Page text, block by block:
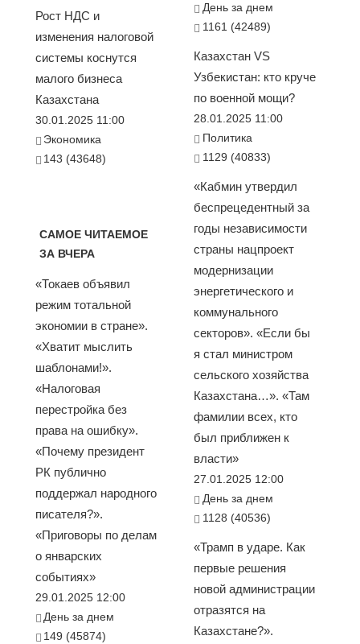
Рост НДС и
изменения налоговой
системы коснутся
малого бизнеса
Казахстана
30.01.2025 11:00
Экономика
143 (43648)
САМОЕ ЧИТАЕМОЕ
ЗА ВЧЕРА
«Токаев объявил
режим тотальной
экономии в стране».
«Хватит мыслить
шаблонами!».
«Налоговая
перестройка без
права на ошибку».
«Почему президент
РК публично
поддержал народного
писателя?».
«Приговоры по делам
о январских
событиях»
29.01.2025 12:00
День за днем
149 (45874)
День за днем
1161 (42489)
Казахстан VS
Узбекистан: кто круче
по военной мощи?
28.01.2025 11:00
Политика
1129 (40833)
«Кабмин утвердил
беспрецедентный за
годы независимости
страны нацпроект
модернизации
энергетического и
коммунального
секторов». «Если бы
я стал министром
сельского хозяйства
Казахстана…». «Там
фамилии всех, кто
был приближен к
власти»
27.01.2025 12:00
День за днем
1128 (40536)
«Трамп в ударе. Как
первые решения
новой администрации
отразятся на
Казахстане?».